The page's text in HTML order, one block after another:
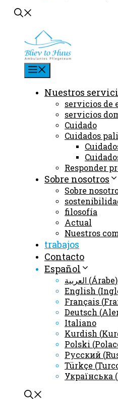
Nuestros
servicios de
servicios
Cuidado
Cuidados
Responder
Sobre nosotros
Sobre
filosofía
Actual
Nuestros
trabajos
Contacto
Español
العربية (Árabe)
English (
Français (
Deutsch (
Italiano
Kurdish (
Polski (
Русский (
Türkçe (
Українська (